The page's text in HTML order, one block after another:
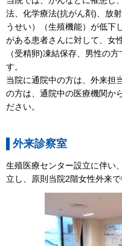
法、化学療法(抗がん剤)、放
うせい）（生殖機能）が低下
がある患者さんに対して、女
（受精卵)凍結保存、男性の
す。
当院に通院中の方は、外来担
の方は、通院中の医療機関か
ださい。
外来診察室
生殖医療センター設立に伴い
立し、原則当院2階女性外来で